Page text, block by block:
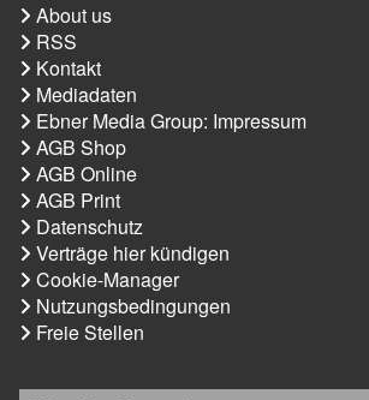
About us
RSS
Kontakt
Mediadaten
Ebner Media Group: Impressum
AGB Shop
AGB Online
AGB Print
Datenschutz
Verträge hier kündigen
Cookie-Manager
Nutzungsbedingungen
Freie Stellen